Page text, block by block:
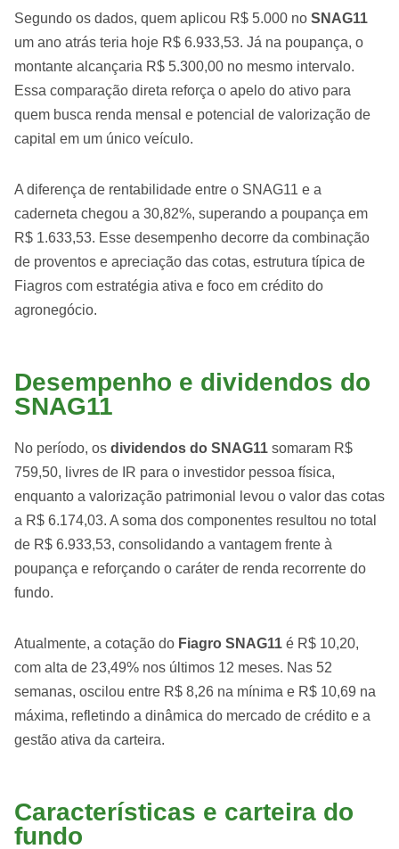
Segundo os dados, quem aplicou R$ 5.000 no SNAG11
um ano atrás teria hoje R$ 6.933,53. Já na poupança, o
montante alcançaria R$ 5.300,00 no mesmo intervalo.
Essa comparação direta reforça o apelo do ativo para
quem busca renda mensal e potencial de valorização de
capital em um único veículo.
A diferença de rentabilidade entre o SNAG11 e a
caderneta chegou a 30,82%, superando a poupança em
R$ 1.633,53. Esse desempenho decorre da combinação
de proventos e apreciação das cotas, estrutura típica de
Fiagros com estratégia ativa e foco em crédito do
agronegócio.
Desempenho e dividendos do
SNAG11
No período, os dividendos do SNAG11 somaram R$
759,50, livres de IR para o investidor pessoa física,
enquanto a valorização patrimonial levou o valor das cotas
a R$ 6.174,03. A soma dos componentes resultou no total
de R$ 6.933,53, consolidando a vantagem frente à
poupança e reforçando o caráter de renda recorrente do
fundo.
Atualmente, a cotação do Fiagro SNAG11 é R$ 10,20,
com alta de 23,49% nos últimos 12 meses. Nas 52
semanas, oscilou entre R$ 8,26 na mínima e R$ 10,69 na
máxima, refletindo a dinâmica do mercado de crédito e a
gestão ativa da carteira.
Características e carteira do
fundo